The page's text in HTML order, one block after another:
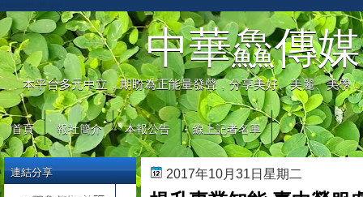
中華鱻傳媒
本平台多元中立，期盼為正能量發聲，分享美好、美麗、美學
首頁 報社簡介 本報公告 線上記者名單
2017年10月31日星期二
連結分享